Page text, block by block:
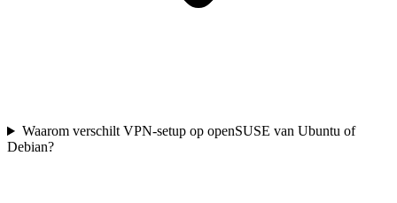
Waarom verschilt VPN-setup op openSUSE van Ubuntu of
Debian?